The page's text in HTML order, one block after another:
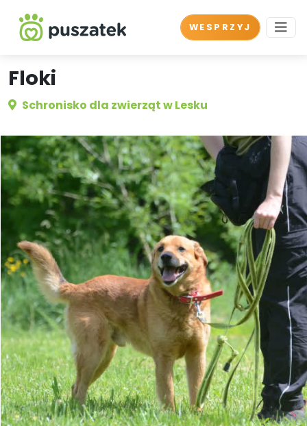
WESPRZYJ
Floki
Schronisko dla zwierząt w Lesku